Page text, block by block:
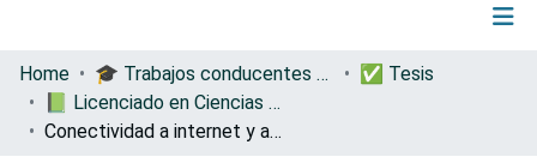
(current)
Communities & Collections
All of DSpace
Statistics
Home 🎓 Trabajos conducentes a grados y títulos
✅ Tesis
📗 Licenciado en Ciencias Militares con Mención en Ingeniería
Conectividad a internet y aprendizaje para la formación militar de los cadetes de la Escuela Militar de Chorrillos “CFB”, 2024